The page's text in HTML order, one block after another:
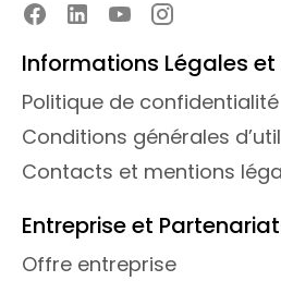
Informations Légales et
Politique de confidentialité
Conditions générales
Contacts et mentions
Entreprise et
Offre entreprise